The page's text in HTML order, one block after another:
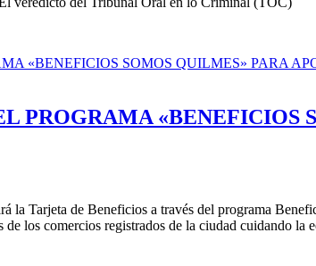
PROGRAMA «BENEFICIOS
la Tarjeta de Beneficios a través del programa
los comercios registrados de la ciudad cuidando la